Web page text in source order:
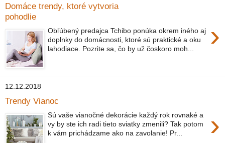
Domáce trendy, ktoré vytvoria
pohodlie
›
Obľúbený predajca Tchibo ponúka okrem iného aj
doplnky do domácnosti, ktoré sú praktické a oku
lahodiace. Pozrite sa, čo by už čoskoro moh...
12.12.2018
Trendy Vianoc
›
Sú vaše vianočné dekorácie každý rok rovnaké a
vy by ste ich radi tieto sviatky zmenili? Tak potom
k vám prichádzame ako na zavolanie! Pr...